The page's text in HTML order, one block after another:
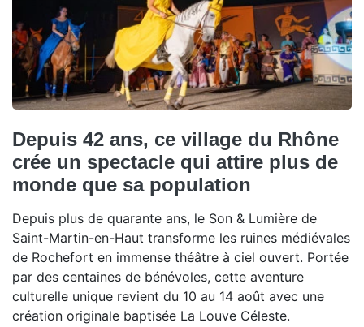
Depuis 42 ans, ce village du Rhône
crée un spectacle qui attire plus de
monde que sa population
Depuis plus de quarante ans, le Son & Lumière de
Saint-Martin-en-Haut transforme les ruines médiévales
de Rochefort en immense théâtre à ciel ouvert. Portée
par des centaines de bénévoles, cette aventure
culturelle unique revient du 10 au 14 août avec une
création originale baptisée La Louve Céleste.